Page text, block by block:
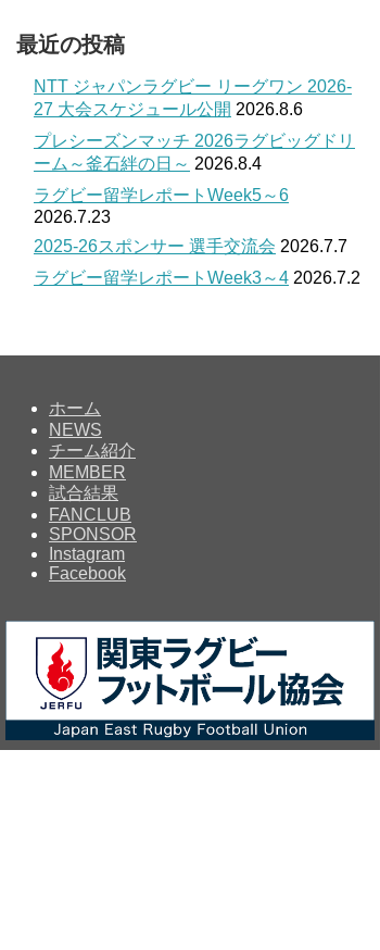
最近の投稿
NTT ジャパンラグビー リーグワン 2026-
27 大会スケジュール公開 2026.8.6
プレシーズンマッチ 2026ラグビッグドリ
ーム～釜石絆の日～ 2026.8.4
ラグビー留学レポートWeek5～6
2026.7.23
2025-26スポンサー 選手交流会 2026.7.7
ラグビー留学レポートWeek3～4 2026.7.2
ホーム
NEWS
チーム紹介
MEMBER
試合結果
FANCLUB
SPONSOR
Instagram
Facebook